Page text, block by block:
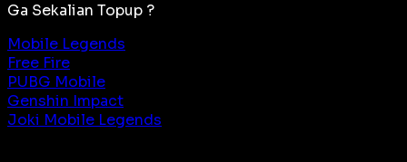
Ga Sekalian Topup ?
Mobile Legends
Free Fire
PUBG Mobile
Genshin Impact
Joki Mobile Legends